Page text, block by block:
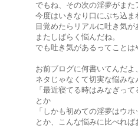
でもね、その次の淫夢がまた
今度はいきなり口にぶち込ま
目覚めたらリアルに吐き気が
またしばらく悩んだね。
でも吐き気があるってこと
お前ブログに何書いてんだよ
ネタじゃなくて切実な悩みな
「最近寝てる時はみなぎっ
とか
「しかも初めての淫夢はウホ
とか、こんな悩みに比べれば